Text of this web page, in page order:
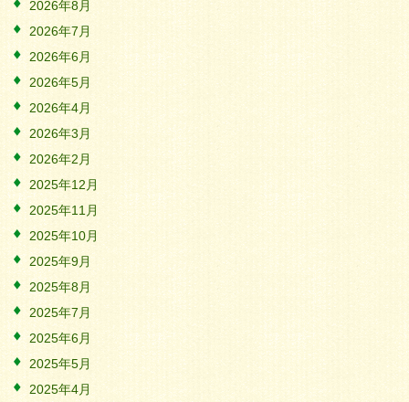
2026年8月
2026年7月
2026年6月
2026年5月
2026年4月
2026年3月
2026年2月
2025年12月
2025年11月
2025年10月
2025年9月
2025年8月
2025年7月
2025年6月
2025年5月
2025年4月